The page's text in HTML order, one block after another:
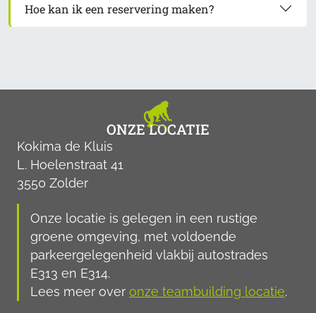
Hoe kan ik een reservering maken?
ONZE LOCATIE
Kokima de Kluis
L. Hoelenstraat 41
3550 Zolder
Onze locatie is gelegen in een rustige
groene omgeving, met voldoende
parkeergelegenheid vlakbij autostrades
E313 en E314.
Lees meer over onze teambuilding locatie.